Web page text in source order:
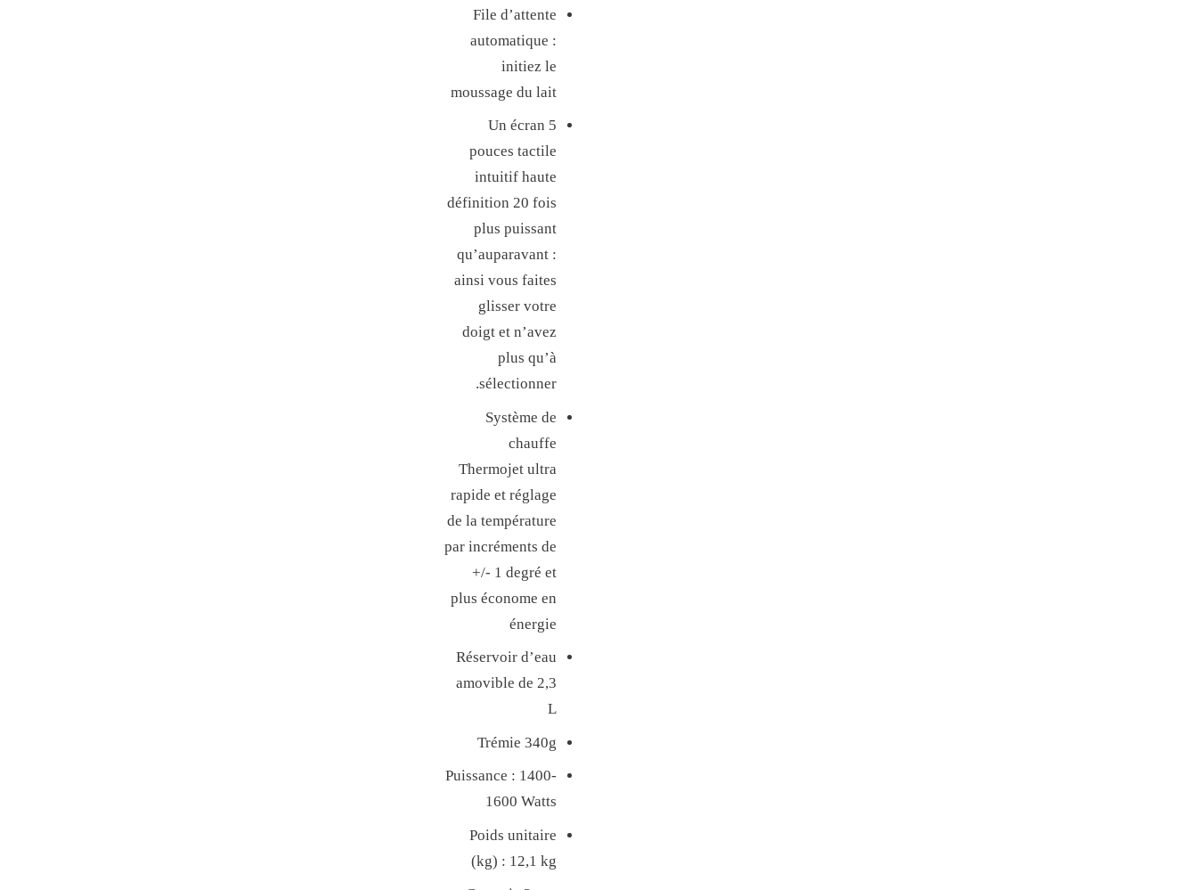
File d’attente
automatique :
initiez le
moussage du lait
Un écran 5
pouces tactile
intuitif haute
définition 20 fois
plus puissant
qu’auparavant :
ainsi vous faites
glisser votre
doigt et n’avez
plus qu’à
sélectionner.
Système de
chauffe
Thermojet ultra
rapide et réglage
de la température
par incréments de
+/- 1 degré et
plus économe en
énergie
Réservoir d’eau
amovible de 2,3
L
Trémie 340g
Puissance : 1400-
1600 Watts
Poids unitaire
(kg) : 12,1 kg